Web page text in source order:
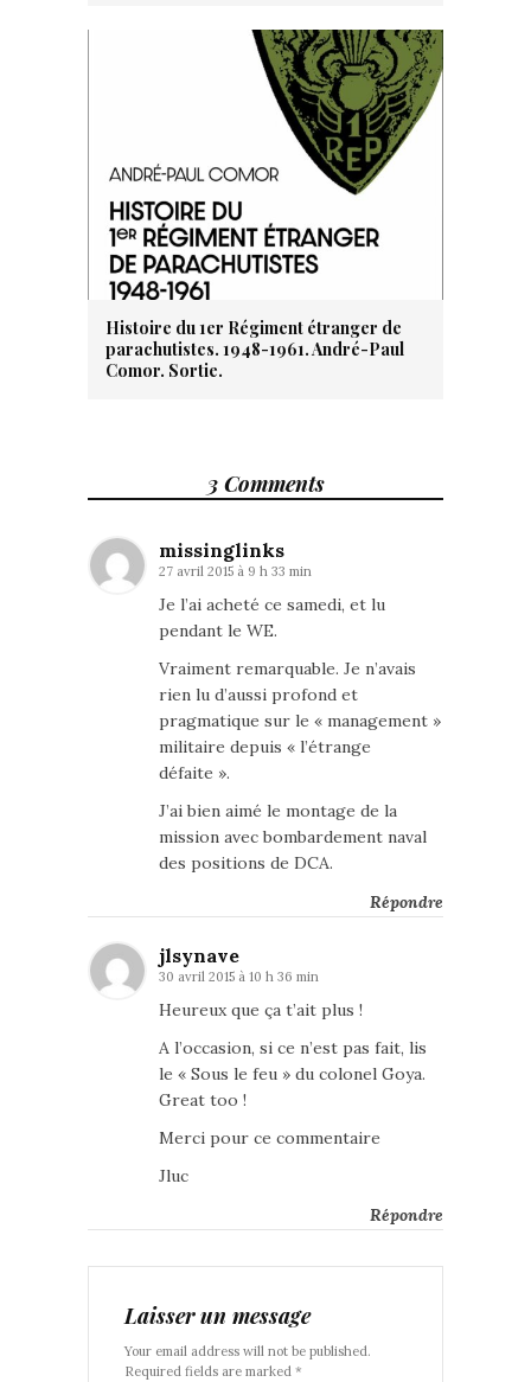
Histoire du 1er Régiment étranger de
parachutistes. 1948-1961. André-Paul
Comor. Sortie.
3 Comments
missinglinks
27 avril 2015 à 9 h 33 min
Je l’ai acheté ce samedi, et lu
pendant le WE.
Vraiment remarquable. Je n’avais
rien lu d’aussi profond et
pragmatique sur le « management »
militaire depuis « l’étrange
défaite ».
J’ai bien aimé le montage de la
mission avec bombardement naval
des positions de DCA.
Répondre
jlsynave
30 avril 2015 à 10 h 36 min
Heureux que ça t’ait plus !
A l’occasion, si ce n’est pas fait, lis
le « Sous le feu » du colonel Goya.
Great too !
Merci pour ce commentaire
Jluc
Répondre
Laisser un message
Your email address will not be published.
Required fields are marked *